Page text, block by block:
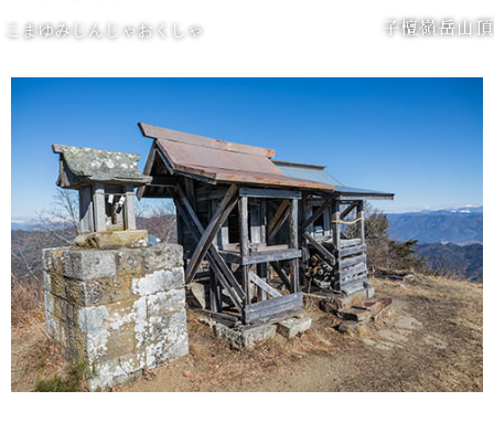
こまゆみじんじゃおくしゃ 子檀嶺岳山頂